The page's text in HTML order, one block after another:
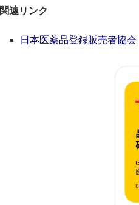
関連リンク
日本医薬品登録販売者協会